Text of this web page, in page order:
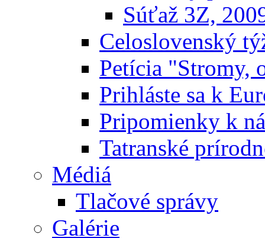
Súťaž 3Z,
Celoslovenský
Petícia "Stromy,
Prihláste sa k
Pripomienky k
Tatranské
Médiá
Tlačové správy
Galérie